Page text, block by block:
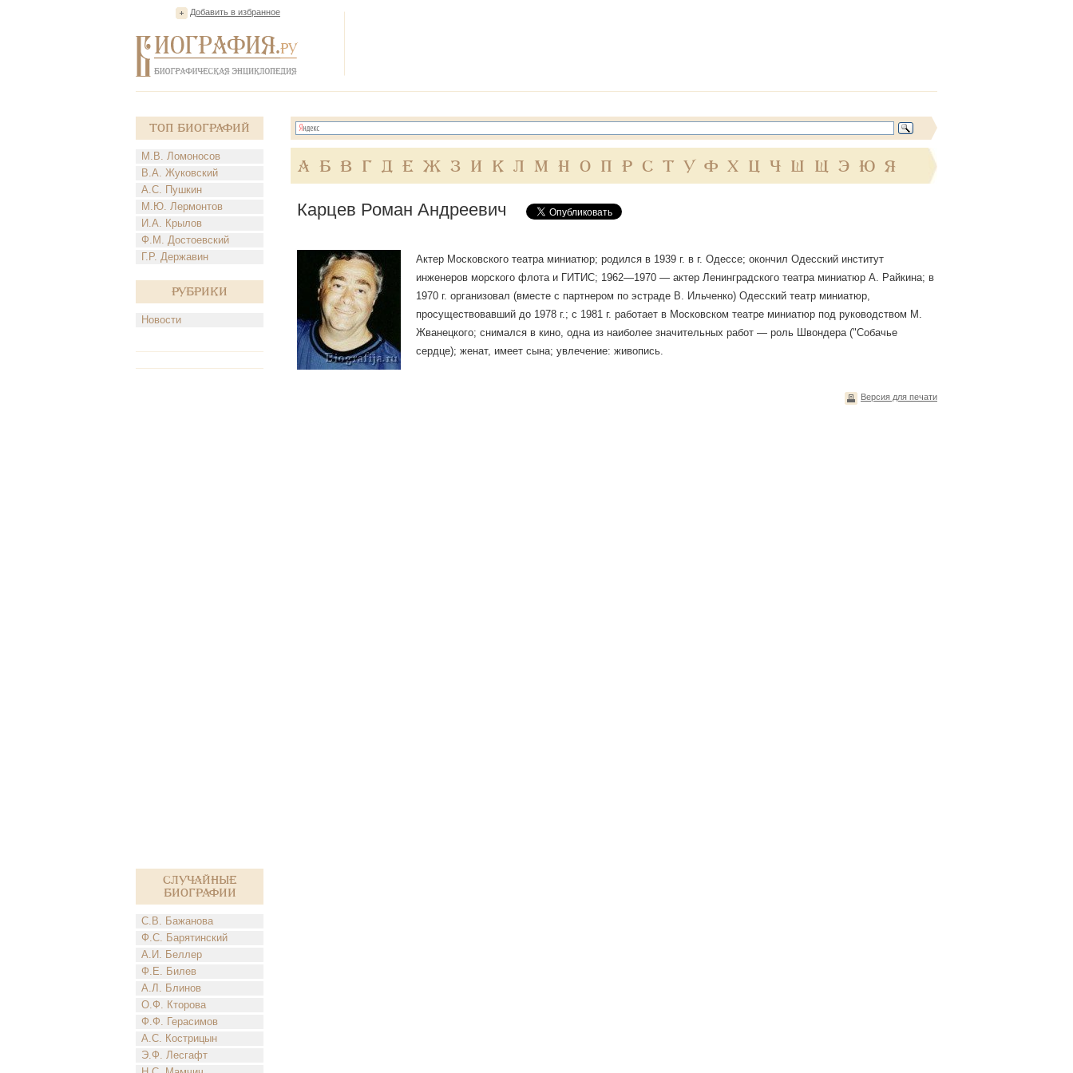
Добавить в избранное
Топ Биографий
М.В. Ломоносов
В.А. Жуковский
А.С. Пушкин
М.Ю. Лермонтов
И.А. Крылов
Ф.М. Достоевский
Г.Р. Державин
Рубрики
Новости
Случайные
биографии
С.В. Бажанова
Ф.С. Барятинский
А.И. Беллер
Ф.Е. Билев
А.Л. Блинов
О.Ф. Кторова
Ф.Ф. Герасимов
А.С. Кострицын
Э.Ф. Лесгафт
А Б В Г Д Е Ж З И К Л М Н О П Р С Т У Ф Х Ц Ч Ш Щ Э Ю Я
Карцев Роман Андреевич
Актер Московского театра миниатюр; родился в 1939 г. в г. Одессе; окончил Одесский институт
инженеров морского флота и ГИТИС; 1962—1970 — актер Ленинградского театра миниатюр А. Райкина; в
1970 г. организовал (вместе с партнером по эстраде В. Ильченко) Одесский театр миниатюр,
просуществовавший до 1978 г.; с 1981 г. работает в Московском театре миниатюр под руководством М.
Жванецкого; снимался в кино, одна из наиболее значительных работ — роль Швондера ("Собачье
сердце); женат, имеет сына; увлечение: живопись.
Версия для печати